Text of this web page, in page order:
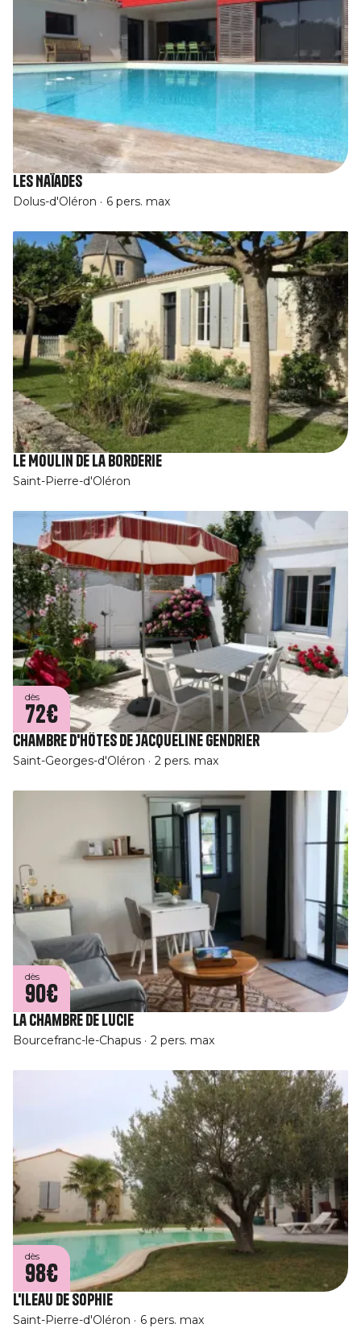
Les Naïades
Dolus-d'Oléron 6 pers. max
Le Moulin de la Borderie
Saint-Pierre-d'Oléron
dès
72€
Chambre d'hôtes de Jacqueline Gendrier
Saint-Georges-d'Oléron 2 pers. max
dès
90€
La Chambre de Lucie
Bourcefranc-le-Chapus 2 pers. max
dès
98€
L'Ileau de Sophie
Saint-Pierre-d'Oléron 6 pers. max